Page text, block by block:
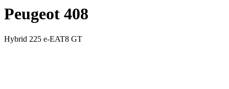
Peugeot 408
Hybrid 225 e-EAT8 GT